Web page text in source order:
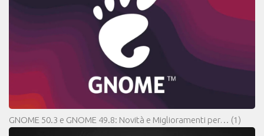
GNOME 50.3 e GNOME 49.8: Novità e Miglioramenti per… (1)